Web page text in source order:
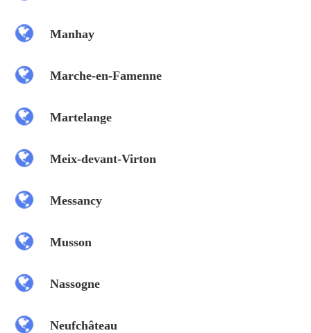
Manhay
Marche-en-Famenne
Martelange
Meix-devant-Virton
Messancy
Musson
Nassogne
Neufchâteau